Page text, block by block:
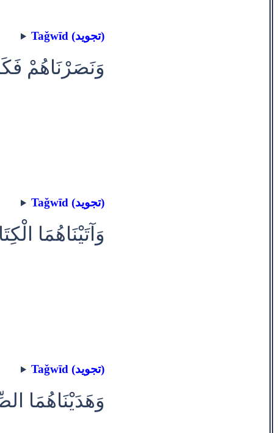
Taǧwīd (تجويد)
وَنَصَرْنَاهُمْ
Taǧwīd (تجويد)
وَآتَيْنَاهُمَا
Taǧwīd (تجويد)
وَهَدَيْنَاهُمَا